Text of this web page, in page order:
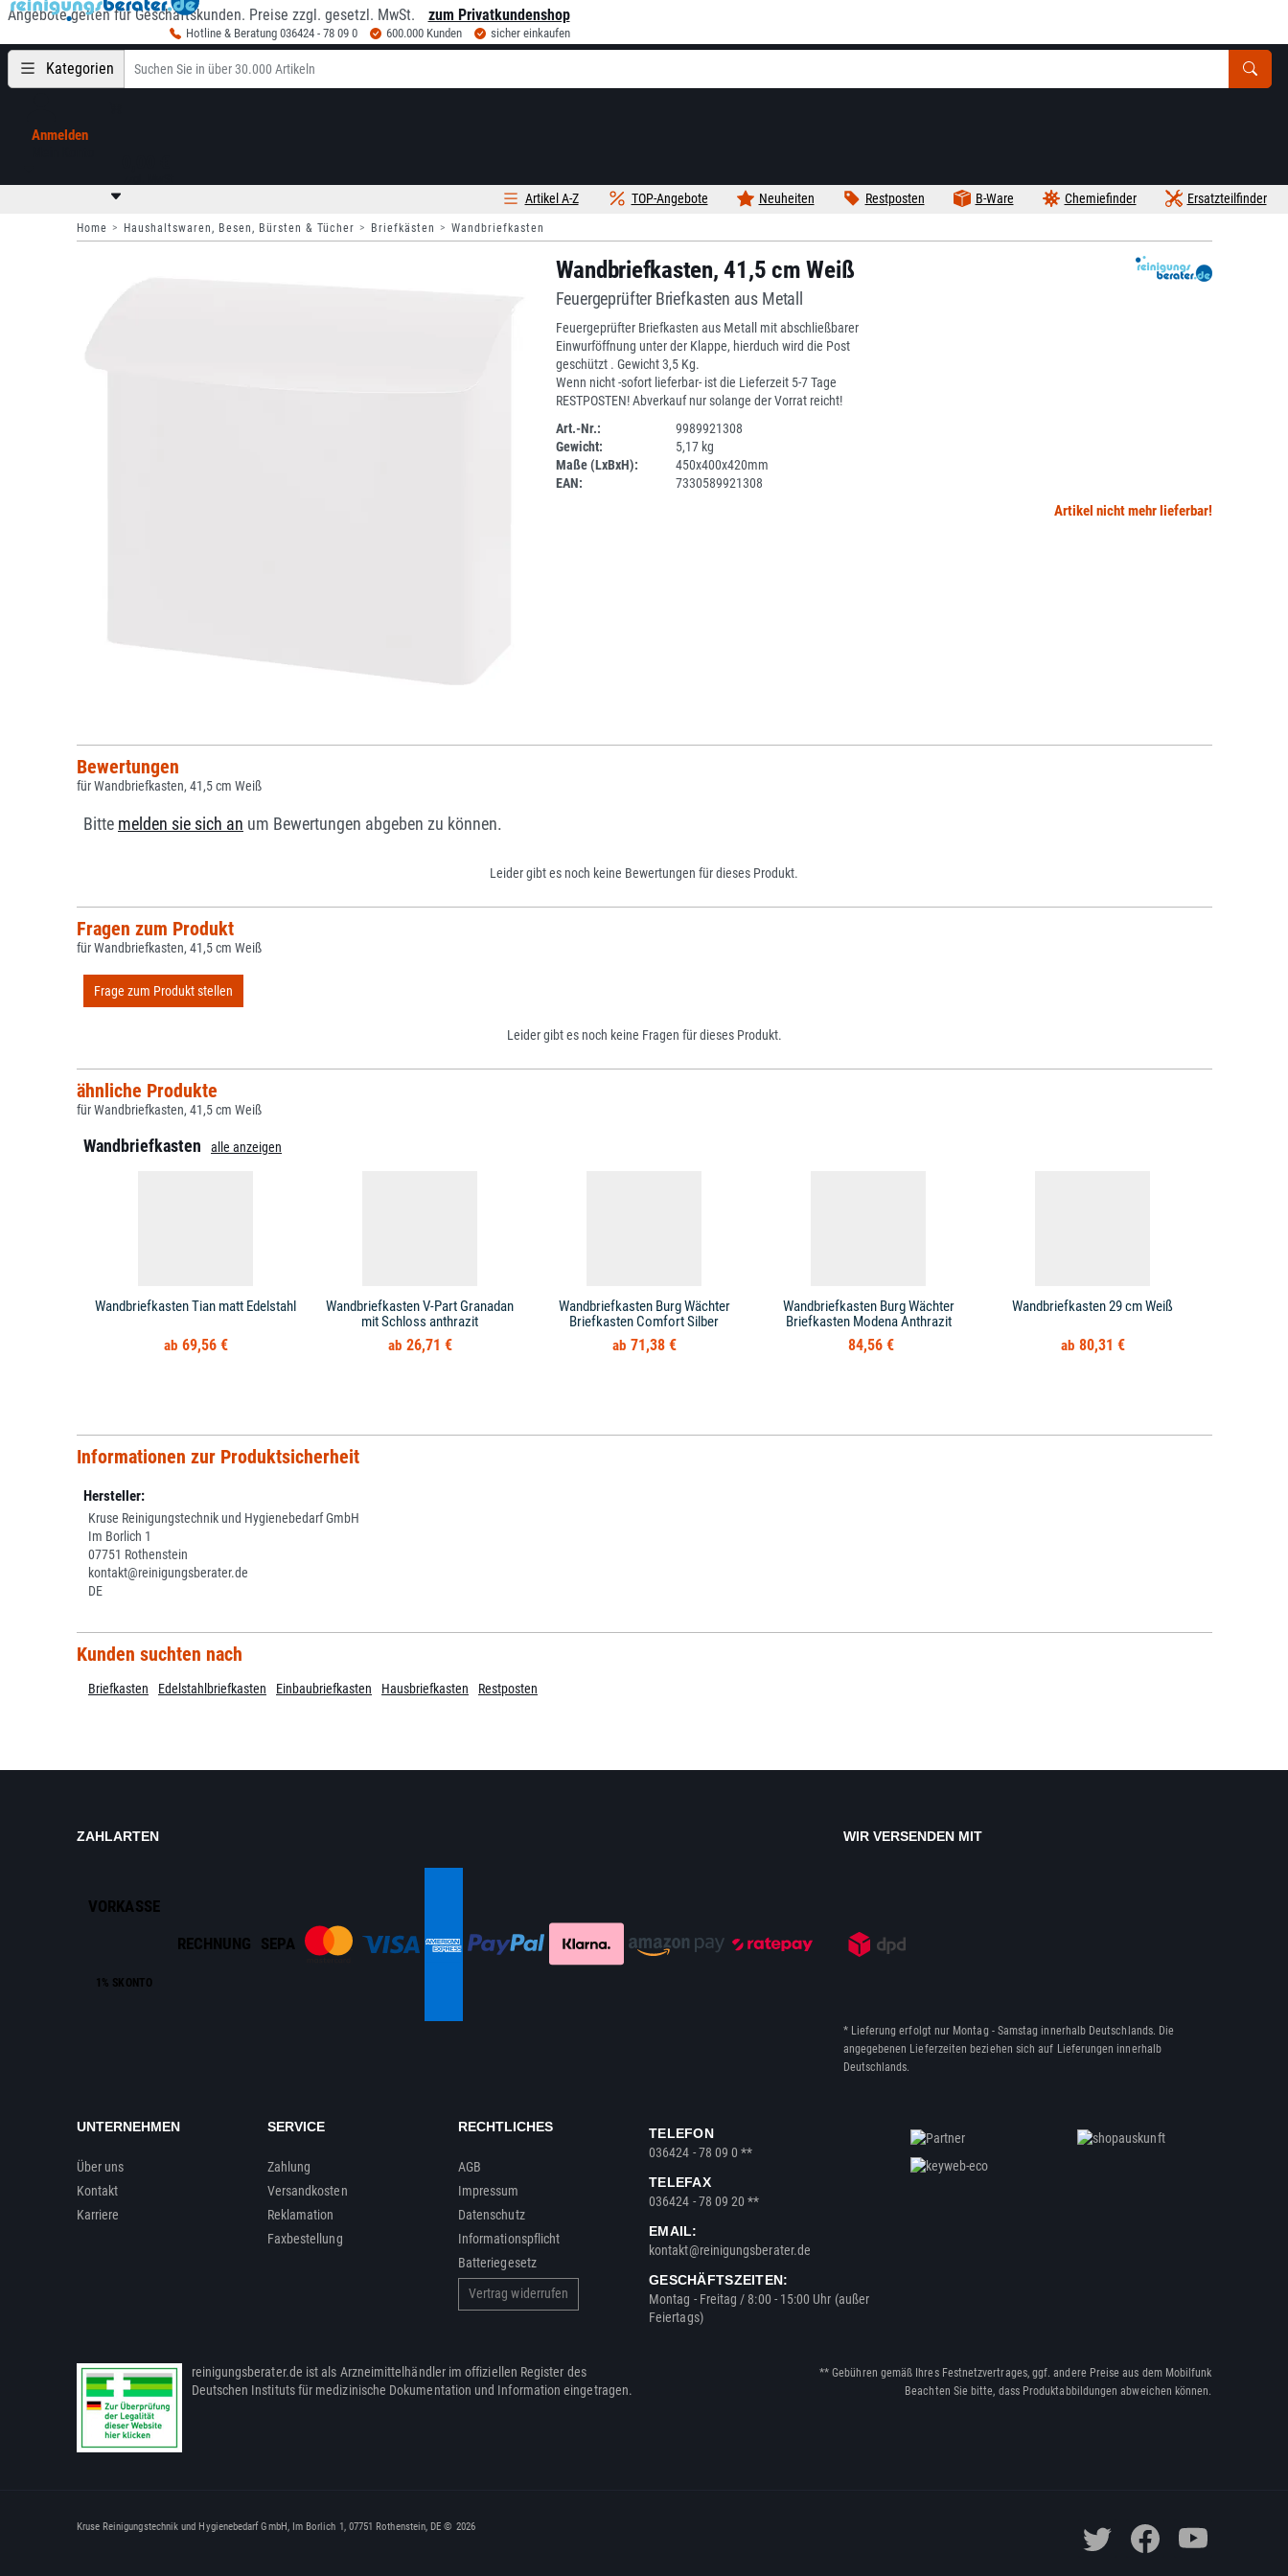
Angebote gelten für Geschäftskunden. Preise zzgl. gesetzl. MwSt. zum Privatkundenshop
Hotline & Beratung 036424 - 78 09 0 600.000 Kunden sicher einkaufen
Kategorien
Anmelden
Ersatzteilfinder
Chemiefinder
B-Ware
Restposten
Neuheiten
TOP-Angebote
Artikel A-Z
Home Haushaltswaren, Besen, Bürsten & Tücher Briefkästen Wandbriefkasten
Wandbriefkasten, 41,5 cm Weiß
Feuergeprüfter Briefkasten aus Metall
Feuergeprüfter Briefkasten aus Metall mit abschließbarer
Einwurföffnung unter der Klappe, hierduch wird die Post
geschützt . Gewicht 3,5 Kg.
Wenn nicht -sofort lieferbar- ist die Lieferzeit 5-7 Tage
RESTPOSTEN! Abverkauf nur solange der Vorrat reicht!
Art.-Nr.:
9989921308
Gewicht:
5,17 kg
Maße (LxBxH):
450x400x420mm
EAN:
7330589921308
Artikel nicht mehr lieferbar!
Bewertungen
für Wandbriefkasten, 41,5 cm Weiß
Bitte melden sie sich an um Bewertungen abgeben zu können.
Leider gibt es noch keine Bewertungen für dieses Produkt.
Fragen zum Produkt
für Wandbriefkasten, 41,5 cm Weiß
Frage zum Produkt stellen
Leider gibt es noch keine Fragen für dieses Produkt.
ähnliche Produkte
für Wandbriefkasten, 41,5 cm Weiß
Wandbriefkasten alle anzeigen
Wandbriefkasten Tian matt Edelstahl
69,56 €
Wandbriefkasten V-Part Granadan
mit Schloss anthrazit
26,71 €
Wandbriefkasten Burg Wächter
Briefkasten Comfort Silber
71,38 €
Wandbriefkasten Burg Wächter
Briefkasten Modena Anthrazit
84,56 €
Wandbriefkasten 29 cm Weiß
80,31 €
Informationen zur Produktsicherheit
Hersteller:
Kruse Reinigungstechnik und Hygienebedarf GmbH
Im Borlich 1
07751 Rothenstein
kontakt@reinigungsberater.de
DE
Kunden suchten nach
Briefkasten Edelstahlbriefkasten Einbaubriefkasten Hausbriefkasten Restposten
ZAHLARTEN
VORKASSE
1% SKONTO
RECHNUNG SEPA
WIR VERSENDEN MIT
* Lieferung erfolgt nur Montag - Samstag innerhalb Deutschlands. Die
angegebenen Lieferzeiten beziehen sich auf Lieferungen innerhalb
Deutschlands.
UNTERNEHMEN
Über uns
Kontakt
Karriere
SERVICE
Zahlung
Versandkosten
Reklamation
Faxbestellung
RECHTLICHES
AGB
Impressum
Datenschutz
Informationspflicht
Batteriegesetz
Vertrag widerrufen
TELEFON
036424 - 78 09 0 **
TELEFAX
036424 - 78 09 20 **
EMAIL:
kontakt@reinigungsberater.de
GESCHÄFTSZEITEN:
Montag - Freitag / 8:00 - 15:00 Uhr (außer
Feiertags)
reinigungsberater.de ist als Arzneimittelhändler im offiziellen Register des
Deutschen Instituts für medizinische Dokumentation und Information eingetragen.
** Gebühren gemäß Ihres Festnetzvertrages, ggf. andere Preise aus dem Mobilfunk
Beachten Sie bitte, dass Produktabbildungen abweichen können.
Kruse Reinigungstechnik und Hygienebedarf GmbH, Im Borlich 1, 07751 Rothenstein, DE © 2026